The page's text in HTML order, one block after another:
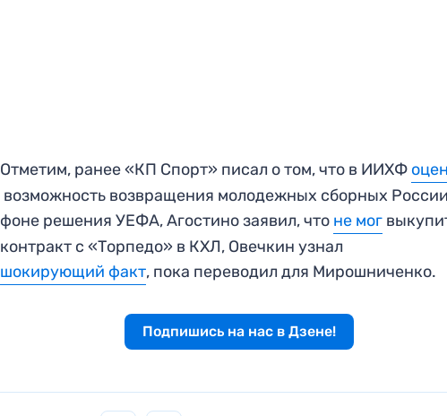
Отметим, ранее «КП Спорт» писал о том, что в ИИХФ
возможность возвращения молодежных сборных
фоне решения УЕФА, Агостино заявил, что не мог
контракт с «Торпедо» в КХЛ, Овечкин узнал
шокирующий факт, пока переводил для Мирошниченко.
Подпишись на нас в Дзене!